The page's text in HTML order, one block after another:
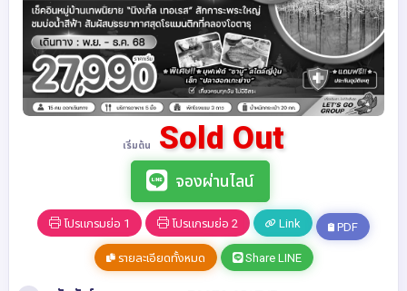
เริ่มต้น Sold Out
จองผ่านไลน์
โปรแกรมย่อ 1 โปรแกรมย่อ 2 Link PDF
รายละเอียดทั้งหมด Share LINE